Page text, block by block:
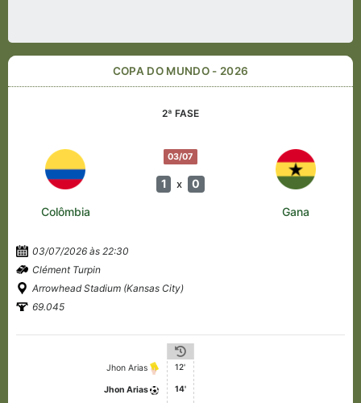
COPA DO MUNDO - 2026
2ª FASE
03/07
1 x 0
Colômbia Gana
03/07/2026 às 22:30
Clément Turpin
Arrowhead Stadium (Kansas City)
69.045
Jhon Arias 12'
Jhon Arias 14'